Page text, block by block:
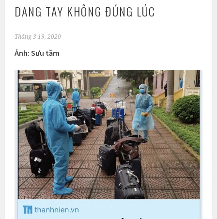
DANG TAY KHÔNG ĐÚNG LÚC
Tháng 3 19, 2020
Ảnh: Sưu tầm